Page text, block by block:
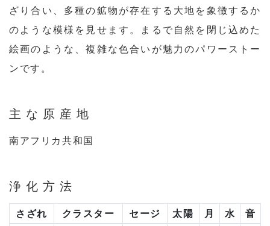
ざり合い、多種の鉱物が存在する大地を象徴するか
のような模様を見せます。まるで自然を閉じ込めた
絵画のような、複雑な色合いが魅力のパワーストー
ンです。
主な原産地
南アフリカ共和国
浄化方法
さざれ クラスター セージ 太陽 月 水
音